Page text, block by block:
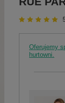
Oferujemy
hurtowni.